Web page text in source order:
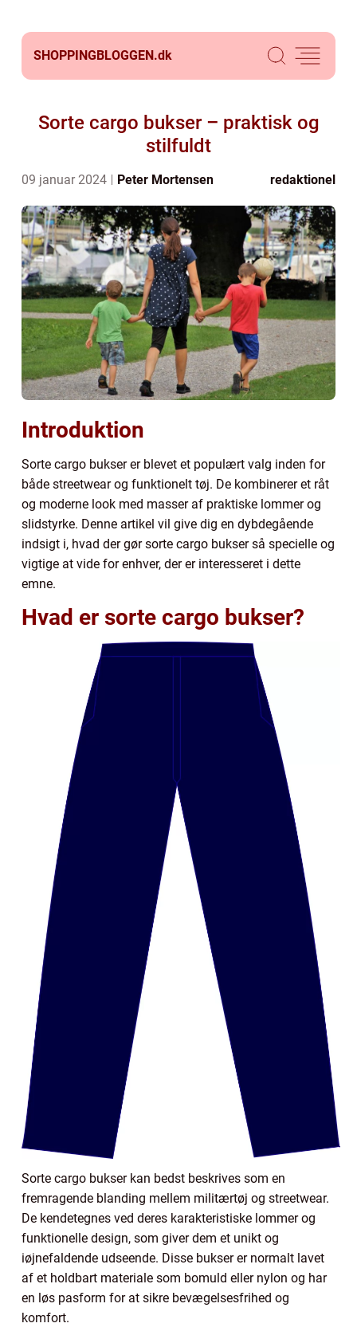
SHOPPINGBLOGGEN.dk
Sorte cargo bukser – praktisk og
stilfuldt
09 januar 2024 Peter Mortensen redaktionel
Introduktion
Sorte cargo bukser er blevet et populært valg inden for
både streetwear og funktionelt tøj. De kombinerer et råt
og moderne look med masser af praktiske lommer og
slidstyrke. Denne artikel vil give dig en dybdegående
indsigt i, hvad der gør sorte cargo bukser så specielle og
vigtige at vide for enhver, der er interesseret i dette
emne.
Hvad er sorte cargo bukser?
Sorte cargo bukser kan bedst beskrives som en
fremragende blanding mellem militærtøj og streetwear.
De kendetegnes ved deres karakteristiske lommer og
funktionelle design, som giver dem et unikt og
iøjnefaldende udseende. Disse bukser er normalt lavet
af et holdbart materiale som bomuld eller nylon og har
en løs pasform for at sikre bevægelsesfrihed og
komfort.